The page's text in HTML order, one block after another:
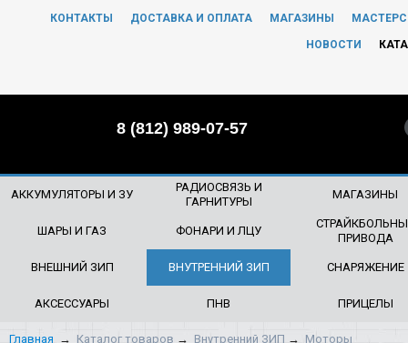
КОНТАКТЫ ДОСТАВКА И ОПЛАТА МАГАЗИНЫ
НОВОСТИ
8 (812) 989-07-57
АККУМУЛЯТОРЫ И ЗУ
РАДИОСВЯЗЬ И
ГАРНИТУРЫ
МАГАЗИНЫ
ШАРЫ И ГАЗ ФОНАРИ И ЛЦУ
ПРИВОДА
ВНЕШНИЙ ЗИП ВНУТРЕННИЙ ЗИП СНАРЯЖЕНИЕ
АКСЕССУАРЫ ПНВ ПРИЦЕЛЫ
Главная → Каталог товаров → Внутренний ЗИП → Моторы
ЧТО БУДЕМ ИСКАТЬ?